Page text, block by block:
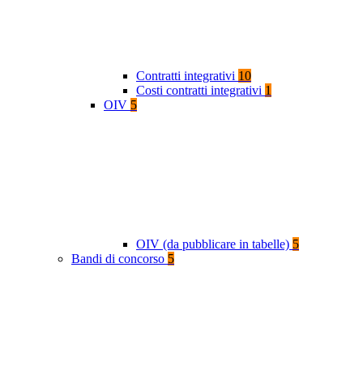
Contratti integrativi 10
Costi contratti integrativi 1
OIV 5
OIV (da pubblicare in tabelle) 5
Bandi di concorso 5